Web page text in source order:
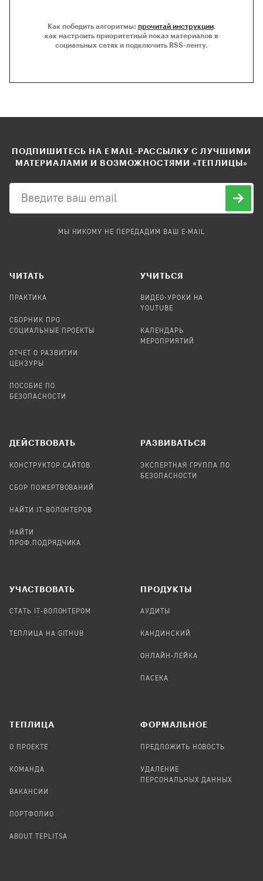
Как победить алгоритмы: прочитай инструкции,
как настроить приоритетный показ материалов в
социальных сетях и подключить RSS-ленту.
ПОДПИШИТЕСЬ НА EMAIL-РАССЫЛКУ С ЛУЧШИМИ
МАТЕРИАЛАМИ И ВОЗМОЖНОСТЯМИ «ТЕПЛИЦЫ»
МЫ НИКОМУ НЕ ПЕРЕДАДИМ ВАШ E-MAIL
ЧИТАТЬ
ПРАКТИКА
СБОРНИК ПРО
СОЦИАЛЬНЫЕ ПРОЕКТЫ
ОТЧЕТ О РАЗВИТИИ
ЦЕНЗУРЫ
ПОСОБИЕ ПО
БЕЗОПАСНОСТИ
УЧИТЬСЯ
ВИДЕО-УРОКИ НА
YOUTUBE
КАЛЕНДАРЬ
МЕРОПРИЯТИЙ
ДЕЙСТВОВАТЬ
КОНСТРУКТОР САЙТОВ
СБОР ПОЖЕРТВОВАНИЙ
НАЙТИ IT-ВОЛОНТЕРОВ
НАЙТИ
ПРОФ.ПОДРЯДЧИКА
РАЗВИВАТЬСЯ
ЭКСПЕРТНАЯ ГРУППА ПО
БЕЗОПАСНОСТИ
УЧАСТВОВАТЬ
СТАТЬ IT-ВОЛОНТЕРОМ
ТЕПЛИЦА НА GITHUB
ПРОДУКТЫ
АУДИТЫ
КАНДИНСКИЙ
ОНЛАЙН-ЛЕЙКА
ПАСЕКА
TЕПЛИЦА
О ПРОЕКТЕ
КОМАНДА
ВАКАНСИИ
ПОРТФОЛИО
ABOUT TEPLITSA
ФОРМАЛЬНОЕ
ПРЕДЛОЖИТЬ НОВОСТЬ
УДАЛЕНИЕ
ПЕРСОНАЛЬНЫХ ДАННЫХ